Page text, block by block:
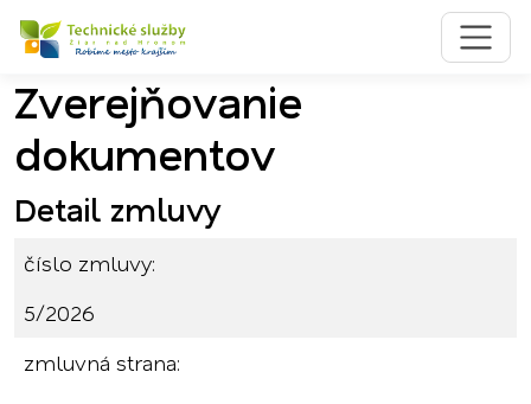
Preskočiť na obsah
Preskočiť na hlavné menu
Zverejňovanie
dokumentov
Detail zmluvy
číslo zmluvy:
5/2026
zmluvná strana: